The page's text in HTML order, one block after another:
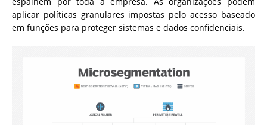
aplicar políticas granulares impostas pelo acesso baseado
em funções para proteger sistemas e dados confidenciais.